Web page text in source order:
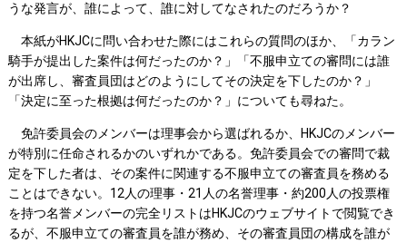
うな発言が、誰によって、誰に対してなされたのだろうか？
本紙がHKJCに問い合わせた際にはこれらの質問のほか、「カラン
騎手が提出した案件は何だったのか？」「不服申立ての審問には誰
が出席し、審査員団はどのようにしてその決定を下したのか？」
「決定に至った根拠は何だったのか？」についても尋ねた。
免許委員会のメンバーは理事会から選ばれるか、HKJCのメンバー
が特別に任命されるかのいずれかである。免許委員会での審問で裁
定を下した者は、その案件に関連する不服申立ての審査員を務める
ことはできない。12人の理事・21人の名誉理事・約200人の投票権
を持つ名誉メンバーの完全リストはHKJCのウェブサイトで閲覧でき
るが、不服申立ての審査員を誰が務め、その審査員団の構成を誰が